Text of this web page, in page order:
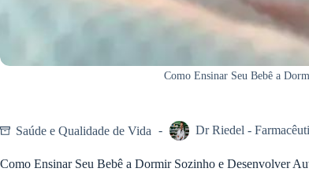
Como Ensinar Seu Bebê a
Saúde e Qualidade de Vida Dr Riedel -
Como Ensinar Seu Bebê a Dormir Sozinho e Desenvolver